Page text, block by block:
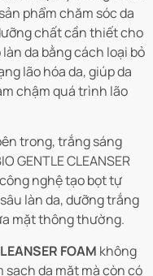
phẩm chăm sóc da
chất cần thiết cho
da bằng cách loại bỏ
lão hóa da, giúp da
chậm quá trình lão
trong, trắng sáng
GENTLE CLEANSER
nghệ tạo bọt tự
làn da, dưỡng trắng
mặt thông thường.
FOAM không
da mặt mà còn có